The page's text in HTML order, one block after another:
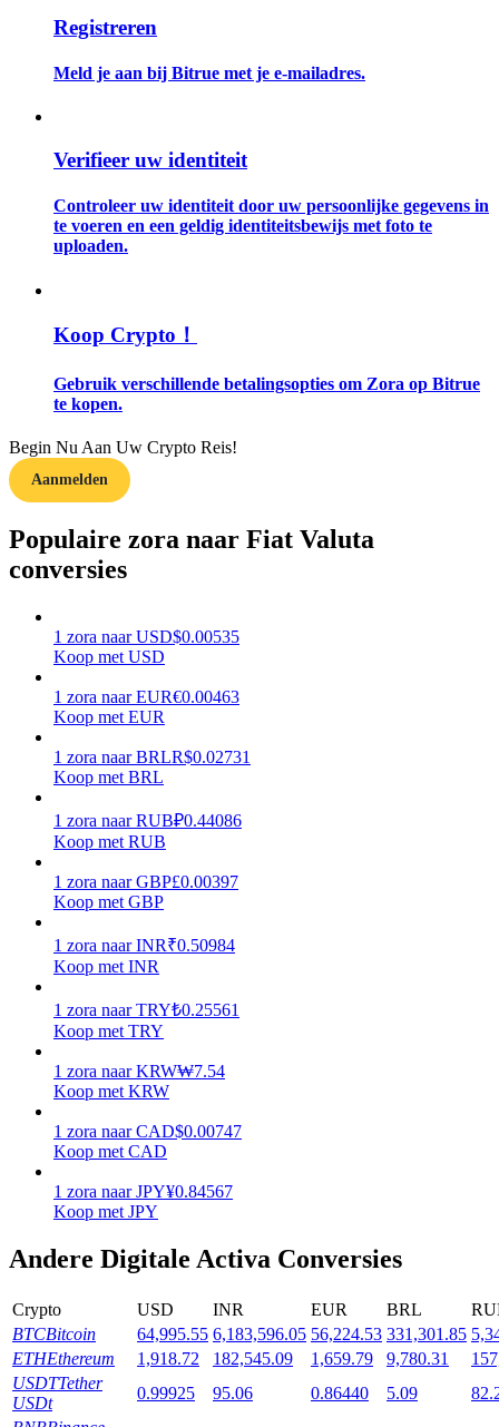
Futures-startgids
Handelsstrategieën
Verdienen
Macht varkentje
Uitzetten
Hoog rendement en directe toegang
Flexibel staken om populaire tokens te verdienen.
Registreren
Meld je aan bij Bitrue met je e-mailadres.
Verifieer uw identiteit
Controleer uw identiteit door uw persoonlijke gegevens in
te voeren en een geldig identiteitsbewijs met foto te
uploaden.
Koop Crypto！
Gebruik verschillende betalingsopties om Zora op Bitrue
te kopen.
Begin Nu Aan Uw Crypto Reis!
Aanmelden
Populaire zora naar Fiat Valuta
conversies
1 zora naar USD$0.00535
Koop met USD
1 zora naar EUR€0.00463
Koop met EUR
1 zora naar BRLR$0.02731
Koop met BRL
1 zora naar RUB₽0.44086
Koop met RUB
1 zora naar GBP£0.00397
Koop met GBP
1 zora naar INR₹0.50984
Koop met INR
1 zora naar TRY₺0.25561
Koop met TRY
1 zora naar KRW₩7.54
Koop met KRW
1 zora naar CAD$0.00747
Koop met CAD
1 zora naar JPY¥0.84567
Koop met JPY
Andere Digitale Activa Conversies
Crypto USD INR EUR BRL
BTCBitcoin 64,995.55 6,183,596.05 56,224.53 331,301.85
ETHEthereum 1,918.72 182,545.09 1,659.79 9,780.31
USDTTether
USDt
0.99925 95.06 0.86440 5.09